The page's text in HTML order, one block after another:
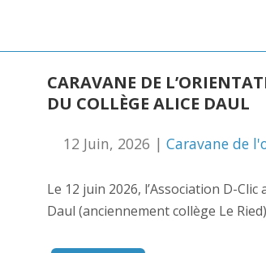
CARAVANE DE
DU COLLÈGE ALICE DAUL
12 Juin, 2026 | Caravane de
Le 12 juin 2026, l’Association D-
Daul (anciennement collège Le